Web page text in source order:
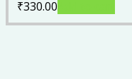
₹330.00